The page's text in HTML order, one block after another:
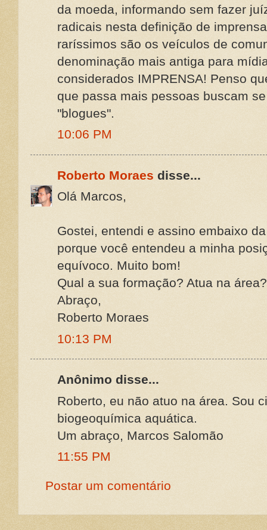
da moeda, informando sem fazer
radicais nesta definição de
raríssimos são os veículos de
denominação mais antiga para
considerados IMPRENSA! Penso
que passa mais pessoas buscam
"blogues".
10:06 PM
Roberto Moraes disse...
Olá Marcos,
Gostei, entendi e assino embaixo
porque você entendeu a minha
equívoco. Muito bom!
Qual a sua formação? Atua na área?
Abraço,
Roberto Moraes
10:13 PM
Anônimo disse...
Roberto, eu não atuo na área. Sou
biogeoquímica aquática.
Um abraço, Marcos Salomão
11:55 PM
Postar um comentário